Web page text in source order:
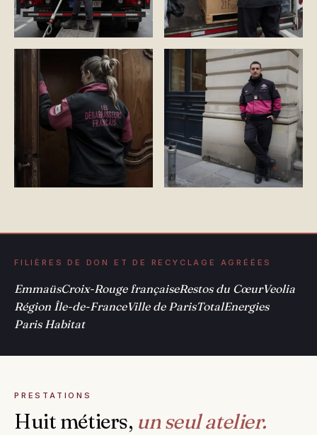
FILIÈRES DE DON ET DE RECYCLAGE AGRÉÉES
EmmaüsCroix-Rouge françaiseRestos du CœurVeolia
Région Île-de-FranceVille de ParisTotalEnergies
Paris Habitat
PRESTATIONS
Huit métiers, un seul atelier.